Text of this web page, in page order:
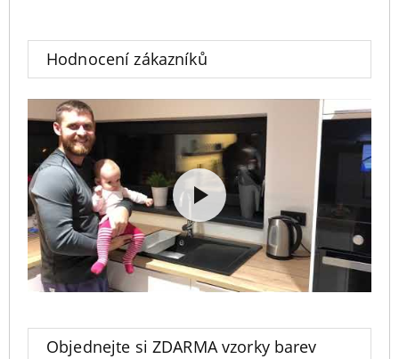
Hodnocení zákazníků
Objednejte si ZDARMA vzorky barev